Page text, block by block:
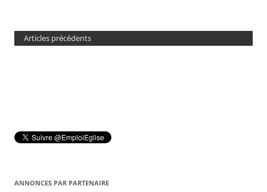
Articles précédents
ANNONCES PAR PARTENAIRE